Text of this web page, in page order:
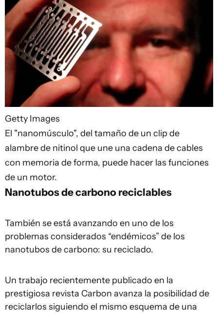
Getty Images
El "nanomúsculo", del tamaño de un clip de
alambre de nitinol que une una cadena de cables
con memoria de forma, puede hacer las funciones
de un motor.
Nanotubos de carbono reciclables
También se está avanzando en uno de los
problemas considerados “endémicos” de los
nanotubos de carbono: su reciclado.
Un trabajo recientemente publicado en la
prestigiosa revista Carbon avanza la posibilidad de
reciclarlos siguiendo el mismo esquema de una